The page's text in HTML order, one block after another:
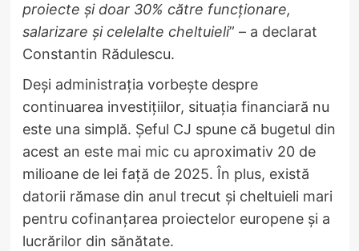
proiecte și doar 30% către funcționare,
salarizare și celelalte cheltuieli” – a declarat
Constantin Rădulescu.
Deși administrația vorbește despre
continuarea investițiilor, situația financiară nu
este una simplă. Șeful CJ spune că bugetul din
acest an este mai mic cu aproximativ 20 de
milioane de lei față de 2025. În plus, există
datorii rămase din anul trecut și cheltuieli mari
pentru cofinanțarea proiectelor europene și a
lucrărilor din sănătate.